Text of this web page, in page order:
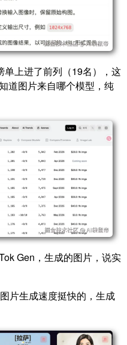
上进了前列（19名），这
道图片来自哪个模型，纯
Gen，生成的图片，说实
片生成速度挺快的，生成